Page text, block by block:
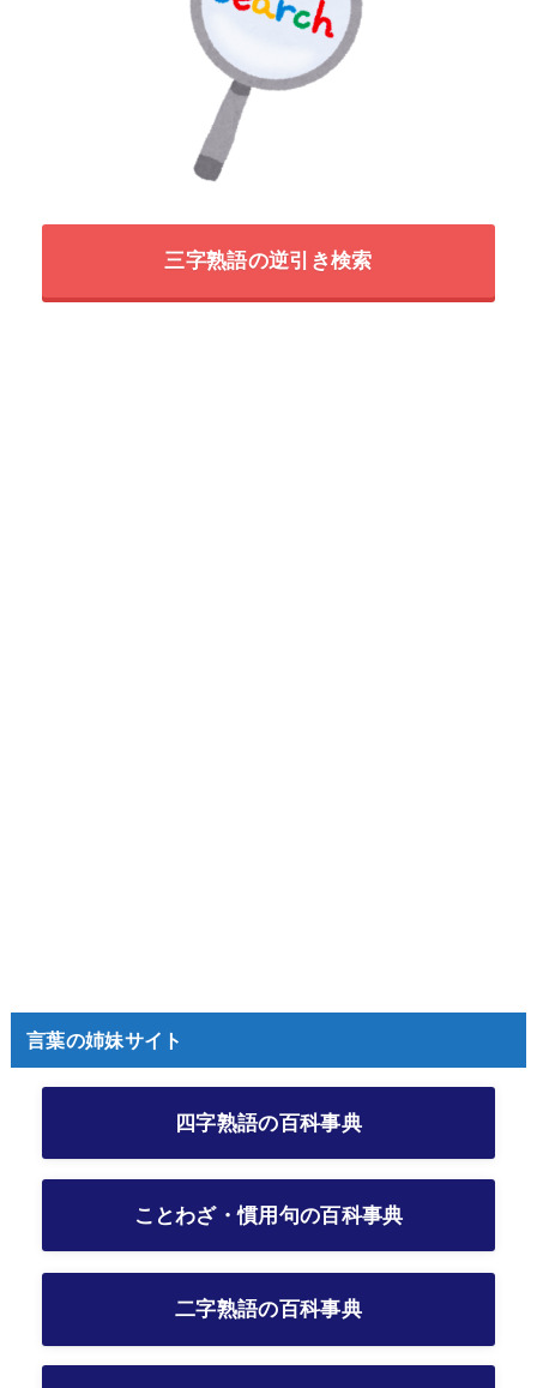
三字熟語の逆引き検索
言葉の姉妹サイト
四字熟語の百科事典
ことわざ・慣用句の百科事典
二字熟語の百科事典